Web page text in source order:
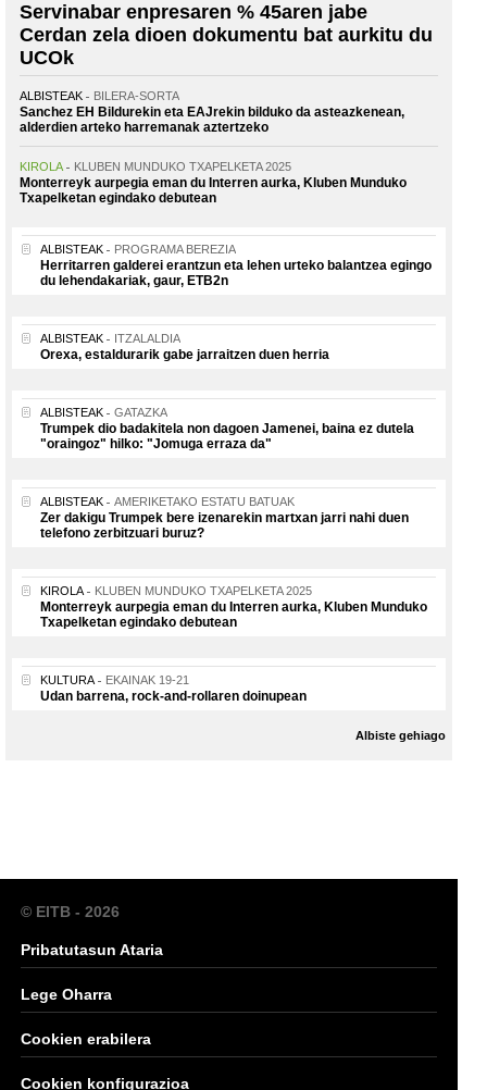
Servinabar enpresaren % 45aren jabe
Cerdan zela dioen dokumentu bat aurkitu du
UCOk
ALBISTEAK BILERA-SORTA
Sanchez EH Bildurekin eta EAJrekin bilduko da asteazkenean,
alderdien arteko harremanak aztertzeko
KIROLA KLUBEN MUNDUKO TXAPELKETA 2025
Monterreyk aurpegia eman du Interren aurka, Kluben Munduko
Txapelketan egindako debutean
ALBISTEAK PROGRAMA BEREZIA
Herritarren galderei erantzun eta lehen urteko balantzea egingo
du lehendakariak, gaur, ETB2n
ALBISTEAK ITZALALDIA
Orexa, estaldurarik gabe jarraitzen duen herria
ALBISTEAK GATAZKA
Trumpek dio badakitela non dagoen Jamenei, baina ez dutela
"oraingoz" hilko: "Jomuga erraza da"
ALBISTEAK AMERIKETAKO ESTATU BATUAK
Zer dakigu Trumpek bere izenarekin martxan jarri nahi duen
telefono zerbitzuari buruz?
KIROLA KLUBEN MUNDUKO TXAPELKETA 2025
Monterreyk aurpegia eman du Interren aurka, Kluben Munduko
Txapelketan egindako debutean
KULTURA EKAINAK 19-21
Udan barrena, rock-and-rollaren doinupean
Albiste gehiago
© EITB - 2026
Pribatutasun Ataria
Lege Oharra
Cookien erabilera
Cookien konfigurazioa